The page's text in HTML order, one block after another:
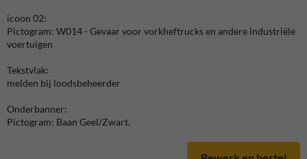
icoon 02:
Pictogram: W014 - Gevaar voor vorkheftrucks en andere industriële
voertuigen
Tekstvlak:
melden bij loodsbeheerder
Onderbanner:
Pictogram: Baan Geel/Zwart.